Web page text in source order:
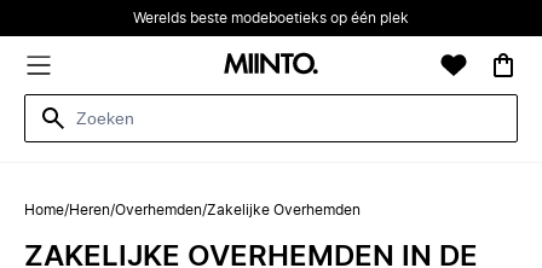
Werelds beste modeboetieks op één plek
Home/Heren/Overhemden/Zakelijke Overhemden
ZAKELIJKE OVERHEMDEN IN DE